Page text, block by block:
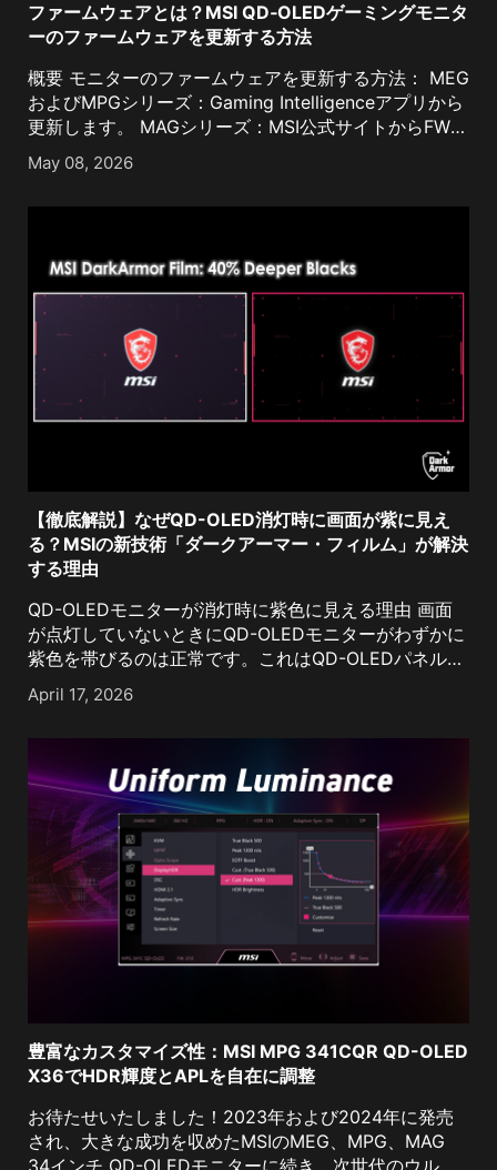
ファームウェアとは？MSI QD‑OLEDゲーミングモニタ
ーのファームウェアを更新する方法
概要 モニターのファームウェアを更新する方法： MEG
およびMPGシリーズ：Gaming Intelligenceアプリから
更新します。 MAGシリーズ：MSI公式サイトからFW
[...]
May 08, 2026
【徹底解説】なぜQD-OLED消灯時に画面が紫に見え
る？MSIの新技術「ダークアーマー・フィルム」が解決
する理由
QD-OLEDモニターが消灯時に紫色に見える理由 画面
が点灯していないときにQD-OLEDモニターがわずかに
紫色を帯びるのは正常です。これはQD-OLEDパネル構
April 17, 2026
豊富なカスタマイズ性：MSI MPG 341CQR QD-OLED
X36でHDR輝度とAPLを自在に調整
お待たせいたしました！2023年および2024年に発売
され、大きな成功を収めたMSIのMEG、MPG、MAG
34インチ QD-OLEDモニターに続き、次世代のウルト